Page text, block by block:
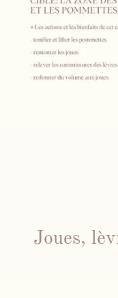
Joues,